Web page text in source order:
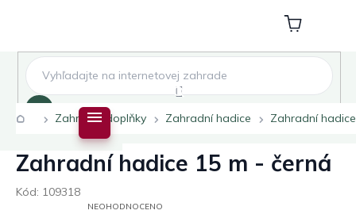
Nákupní
košík
DomůZahradní doplňky Zahradní hadice Zahradní
Zahradní hadice 15 m - černá
Kód: 109318
PRŮMĚRNÉNEOHODNOCENO